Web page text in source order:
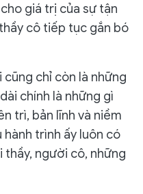
giá trị của sự tận
cô tiếp tục gắn bó
cũng chỉ còn là những
chính là những gì
trì, bản lĩnh và niềm
hành trình ấy luôn có
người cô, những